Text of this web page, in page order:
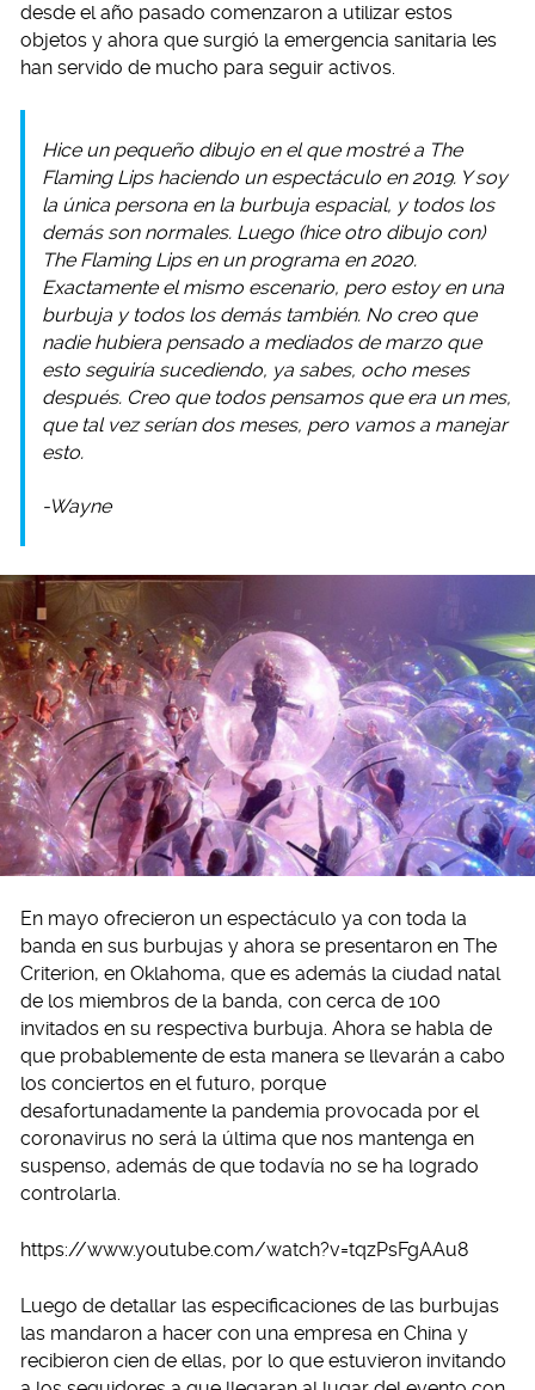
desde el año pasado comenzaron a utilizar estos
objetos y ahora que surgió la emergencia sanitaria les
han servido de mucho para seguir activos.
Hice un pequeño dibujo en el que mostré a The
Flaming Lips haciendo un espectáculo en 2019. Y soy
la única persona en la burbuja espacial, y todos los
demás son normales. Luego (hice otro dibujo con)
The Flaming Lips en un programa en 2020.
Exactamente el mismo escenario, pero estoy en una
burbuja y todos los demás también. No creo que
nadie hubiera pensado a mediados de marzo que
esto seguiría sucediendo, ya sabes, ocho meses
después. Creo que todos pensamos que era un mes,
que tal vez serían dos meses, pero vamos a manejar
esto.
-Wayne
En mayo ofrecieron un espectáculo ya con toda la
banda en sus burbujas y ahora se presentaron en The
Criterion, en Oklahoma, que es además la ciudad natal
de los miembros de la banda, con cerca de 100
invitados en su respectiva burbuja. Ahora se habla de
que probablemente de esta manera se llevarán a cabo
los conciertos en el futuro, porque
desafortunadamente la pandemia provocada por el
coronavirus no será la última que nos mantenga en
suspenso, además de que todavía no se ha logrado
controlarla.
https://www.youtube.com/watch?v=tqzPsFgAAu8
Luego de detallar las especificaciones de las burbujas
las mandaron a hacer con una empresa en China y
recibieron cien de ellas, por lo que estuvieron invitando